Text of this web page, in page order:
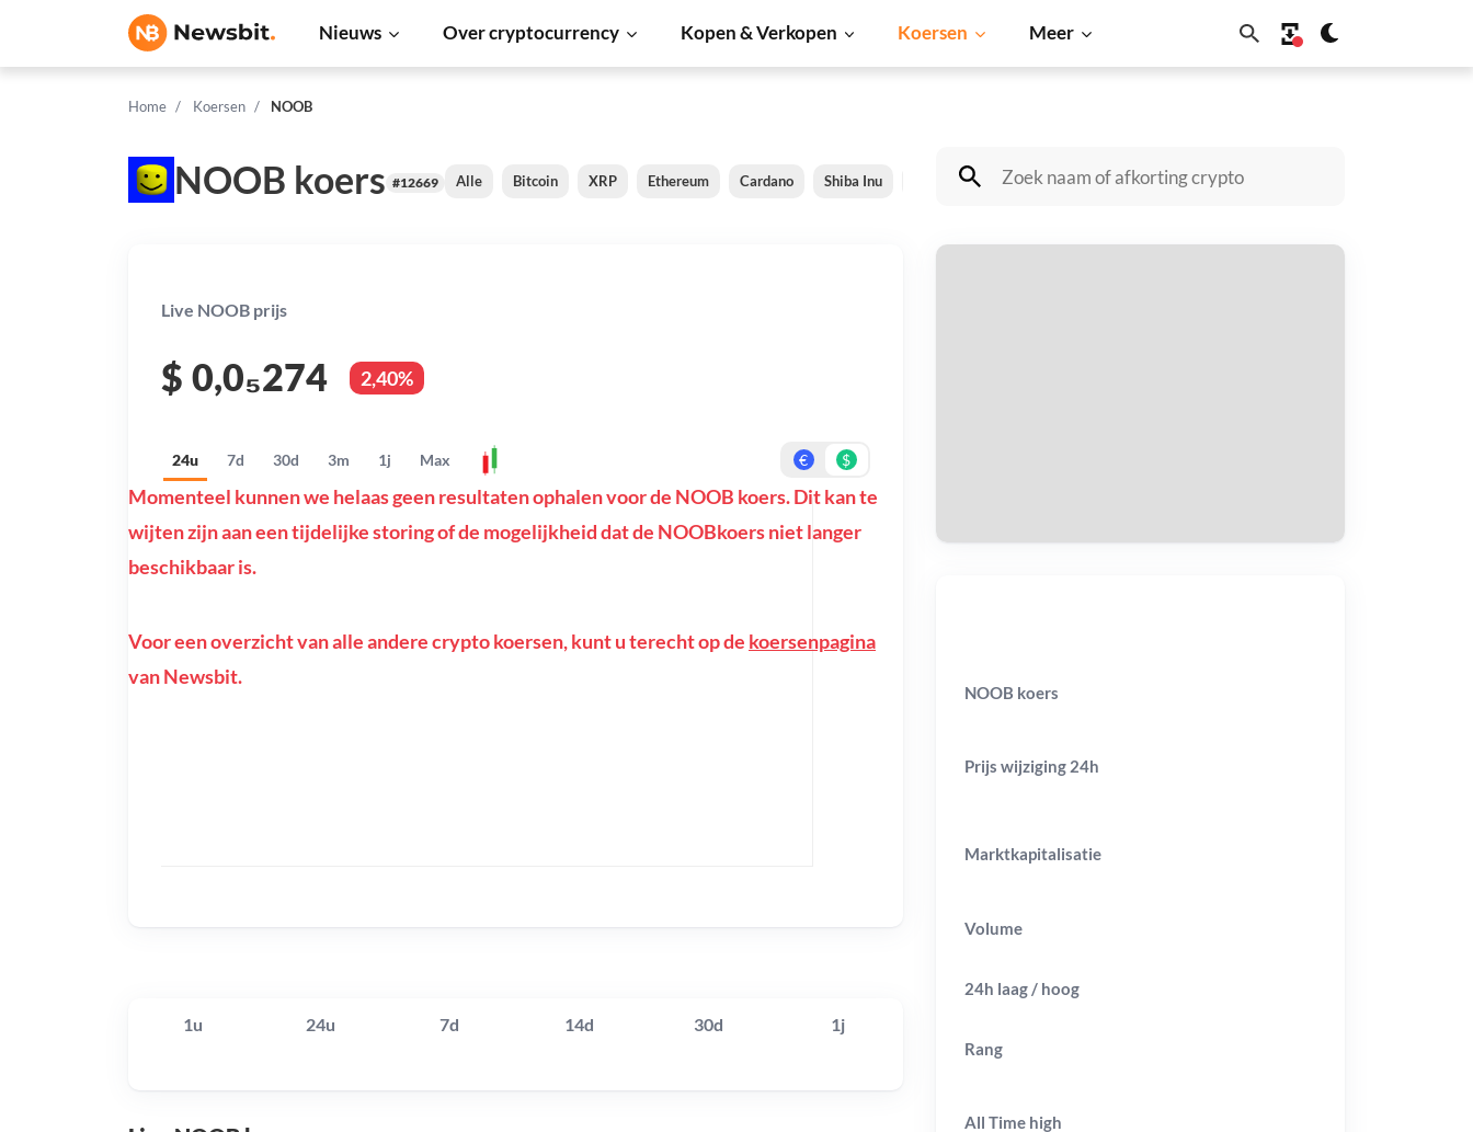
Nieuws Over cryptocurrency Kopen & Verkopen Koersen Meer
Home Koersen NOOB
NOOB koers #12669 Alle Bitcoin XRP Ethereum Cardano Shiba Inu Dogecoin Solana BNB
Live NOOB prijs
$ 0,0₅274 2,40%
24u 7d 30d 3m 1j Max € $
Momenteel kunnen we helaas geen resultaten ophalen voor de NOOB koers. Dit kan te
wijten zijn aan een tijdelijke storing of de mogelijkheid dat de NOOBkoers niet langer
beschikbaar is.
Voor een overzicht van alle andere crypto koersen, kunt u terecht op de koersenpagina
van Newsbit.
1u 24u 7d 14d 30d 1j
NOOB koers
Prijs wijziging 24h
Marktkapitalisatie
Volume
24h laag / hoog
Rang
All Time high